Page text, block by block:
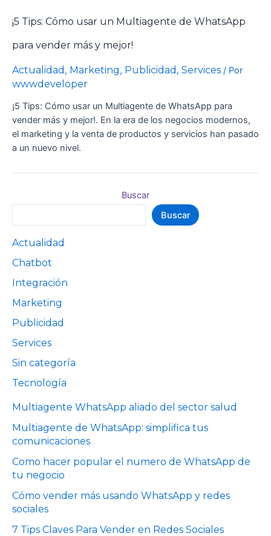
¡5 Tips: Cómo usar un Multiagente de WhatsApp
para vender más y mejor!
Actualidad , Marketing, Publicidad , Services / Por
wwwdeveloper
¡5 Tips: Cómo usar un Multiagente de WhatsApp para
vender más y mejor!. En la era de los negocios modernos,
el marketing y la venta de productos y servicios han pasado
a un nuevo nivel.
Buscar
Buscar
Actualidad
Chatbot
Integración
Marketing
Publicidad
Services
Sin categoría
Tecnología
Multiagente WhatsApp aliado del sector salud
Multiagente de WhatsApp: simplifica tus
comunicaciones
Como hacer popular el numero de WhatsApp de
tu negocio
Cómo vender más usando WhatsApp y redes
sociales
7 Tips Claves Para Vender en Redes Sociales